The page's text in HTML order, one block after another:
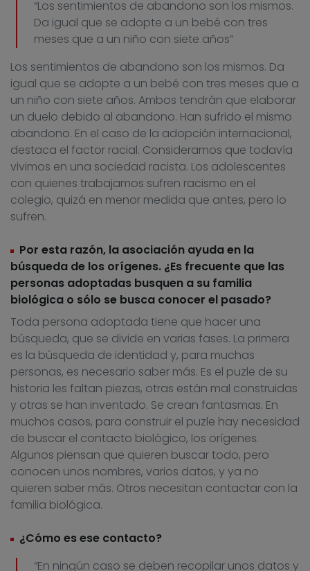
“Los sentimientos de abandono son los mismos.
Da igual que se adopte a un bebé con tres
meses que a un niño con siete años”
Los sentimientos de abandono son los mismos. Da
igual que se adopte a un bebé con tres meses que a
un niño con siete años. Ambos tendrán que elaborar
un duelo debido al abandono. Han sufrido el mismo
abandono. En el caso de la adopción internacional,
destaca el factor racial. Consideramos que todavía
vivimos en una sociedad racista. Los adolescentes
con quienes trabajamos sufren racismo en el
colegio, quizá en menor medida que antes, pero lo
sufren.
Por esta razón, la asociación ayuda en la
búsqueda de los orígenes. ¿Es frecuente que las
personas adoptadas busquen a su familia
biológica o sólo se busca conocer el pasado?
Toda persona adoptada tiene que hacer una
búsqueda, que se divide en varias fases. La primera
es la búsqueda de identidad y, para muchas
personas, es necesario saber más. Es el puzle de su
historia les faltan piezas, otras están mal construidas
y otras se han inventado. Se crean fantasmas. En
muchos casos, para construir el puzle hay necesidad
de buscar el contacto biológico, los orígenes.
Algunos piensan que quieren buscar todo, pero
conocen unos nombres, varios datos, y ya no
quieren saber más. Otros necesitan contactar con la
familia biológica.
¿Cómo es ese contacto?
“En ningún caso se deben recopilar unos datos y